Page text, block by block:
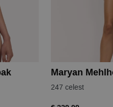
Maryan
247 celest